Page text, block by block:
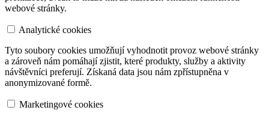
webové stránky.
Analytické cookies
Tyto soubory cookies umožňují vyhodnotit provoz webové stránky
a zároveň nám pomáhají zjistit, které produkty, služby a aktivity
návštěvníci preferují. Získaná data jsou nám zpřístupněna v
anonymizované formě.
Marketingové cookies